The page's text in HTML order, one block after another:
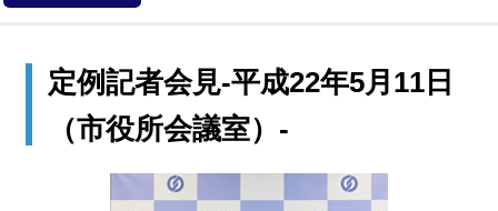
定例記者会見-平成22年5月11日
（市役所会議室）-